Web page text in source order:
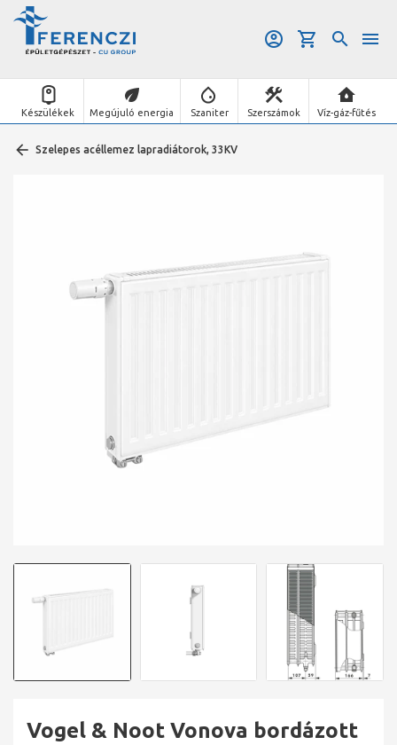
Készülékek Megújuló energia Szaniter Szerszámok Víz-gáz-fűtés
Szelepes acéllemez lapradiátorok, 33KV
Vogel & Noot Vonova bordázott